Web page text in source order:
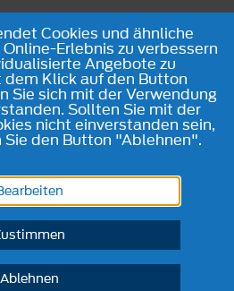
Cookies und ähnliche
Erlebnis zu verbessern
Angebote zu
Klick auf den Button
Sie sich mit der Verwendung
Sollten Sie mit der
nicht einverstanden sein,
den Button "Ablehnen".
Ablehnen